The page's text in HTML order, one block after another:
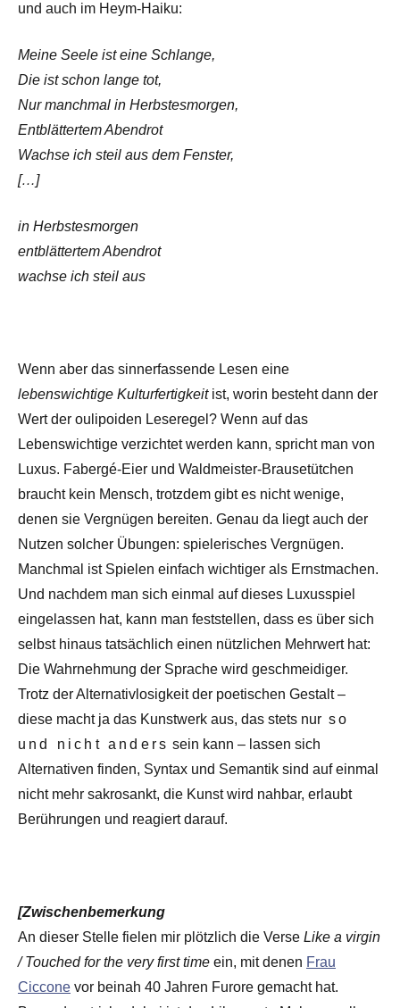
und auch im Heym-Haiku:
Meine Seele ist eine Schlange,
Die ist schon lange tot,
Nur manchmal in Herbstesmorgen,
Entblättertem Abendrot
Wachse ich steil aus dem Fenster,
[…]
in Herbstesmorgen
entblättertem Abendrot
wachse ich steil aus
Wenn aber das sinnerfassende Lesen eine
lebenswichtige Kulturfertigkeitist, worin besteht dann der
Wert der oulipoiden Leseregel? Wenn auf das
Lebenswichtige verzichtet werden kann, spricht man von
Luxus. Fabergé-Eier und Waldmeister-Brausetütchen
braucht kein Mensch, trotzdem gibt es nicht wenige,
denen sie Vergnügen bereiten. Genau da liegt auch der
Nutzen solcher Übungen: spielerisches Vergnügen.
Manchmal ist Spielen einfach wichtiger als Ernstmachen.
Und nachdem man sich einmal auf dieses Luxusspiel
eingelassen hat, kann man feststellen, dass es über sich
selbst hinaus tatsächlich einen nützlichen Mehrwert hat:
Die Wahrnehmung der Sprache wird geschmeidiger.
Trotz der Alternativlosigkeit der poetischen Gestalt –
diese macht ja das Kunstwerk aus, das stets nur so
und nicht anders sein kann – lassen sich
Alternativen finden, Syntax und Semantik sind auf einmal
nicht mehr sakrosankt, die Kunst wird nahbar, erlaubt
Berührungen und reagiert darauf.
[Zwischenbemerkung
An dieser Stelle fielen mir plötzlich die Verse Like a virgin
/ Touched for the very first time ein, mit denen Frau
Ciccone vor beinah 40 Jahren Furore gemacht hat.